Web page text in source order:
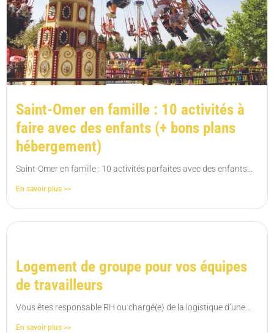
Saint-Omer en famille : 10 activités à
faire avec des enfants (+ bons plans
hébergement)
Saint-Omer en famille : 10 activités parfaites avec des enfants...
En savoir plus >>
Logement de groupe pour vos équipes
de travailleurs
Vous êtes responsable RH ou chargé(e) de la logistique d’une...
En savoir plus >>